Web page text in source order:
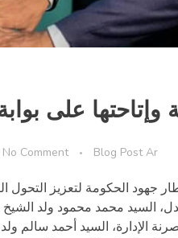
وإتاحتها على
No Comment Blog Post Ar
جهود الحكومة لتعزيز
السيد محمد محمود ولد الشيخ
الإدارة، السيد أحمد سالم